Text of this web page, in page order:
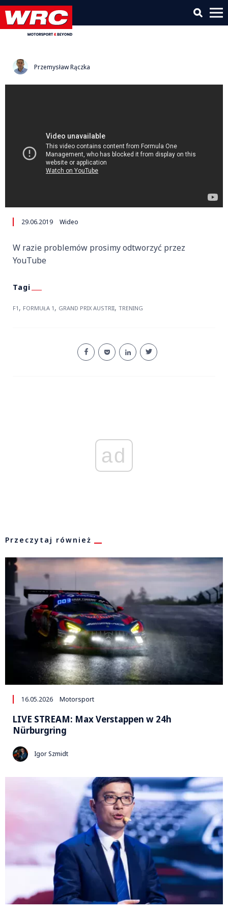
2 trening | Highlights | F1 |
Grand Prix Austrii 2019
Przemysław Rączka
29.06.2019 Wideo
W razie problemów prosimy odtworzyć przez
YouTube
F1 , FORMUŁA 1 , GRAND PRIX AUSTRII, TRENING
ad
Przeczytaj również
16.05.2026 Motorsport
LIVE STREAM: Max Verstappen w 24h
Nürburgring
Igor Szmidt